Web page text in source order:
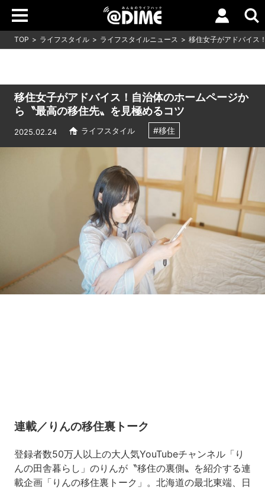
TOP ライフスタイル ライフスタイルニュース 移住女子がアドバイス
移住女子がアドバイス！自治体のホームページか
ら〝最高の移住先〟を見極めるコツ
2025.02.24 ライフスタイル #移住
連載／りんの移住裏トーク
登録者数50万人以上の大人気YouTubeチャンネル「り
んの田舎暮らし」のりんが〝移住の裏側〟を紹介する連
載企画「りんの移住裏トーク」。北海道の最北東端、日